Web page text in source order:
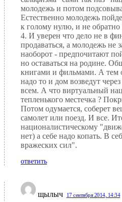
молодежь и потом
Естественно молодежь
к голому нулю, и не обратно
4. И уверен что дело не в
продаваться, а молодежь не
наоборот - предпочитают
но оставаться на родине.
книгами и фильмами. А тем
надо то и дом возведут
всем. А что виртуальный
тепленького местечка ?
Потом одумается, соберет
самолет или поезд. И все.
националистическому
нет) а себе надо копать. В
вражеских сил".
ответить
щылыч 17 сентября 2014, 14:34